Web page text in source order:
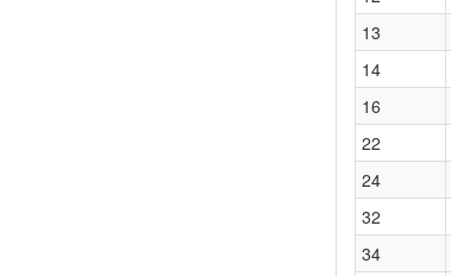
13
14
16
22
24
32
34